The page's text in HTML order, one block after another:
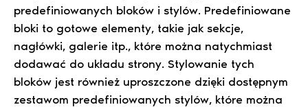
predefiniowanych bloków i stylów. Predefiniowane
bloki to gotowe elementy, takie jak sekcje,
nagłówki, galerie itp., które można natychmiast
dodawać do układu strony. Stylowanie tych
bloków jest również uproszczone dzięki dostępnym
zestawom predefiniowanych stylów, które można